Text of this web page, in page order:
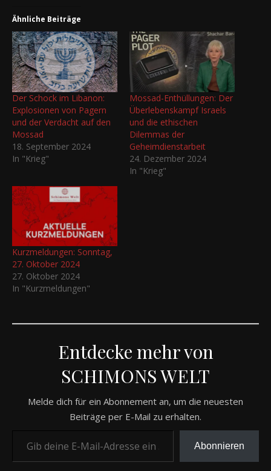
Ähnliche Beiträge
Der Schock im Libanon:
Explosionen von Pagern
und der Verdacht auf den
Mossad
18. September 2024
In "Krieg"
Mossad-Enthüllungen: Der
Überlebenskampf Israels
und die ethischen
Dilemmas der
Geheimdienstarbeit
24. Dezember 2024
In "Krieg"
Kurzmeldungen: Sonntag,
27. Oktober 2024
27. Oktober 2024
In "Kurzmeldungen"
Entdecke mehr von
SCHIMONS WELT
Melde dich für ein Abonnement an, um die neuesten
Beiträge per E-Mail zu erhalten.
Abonnieren